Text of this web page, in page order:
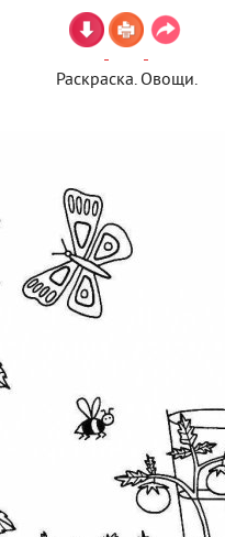
Раскраска. Овощи.